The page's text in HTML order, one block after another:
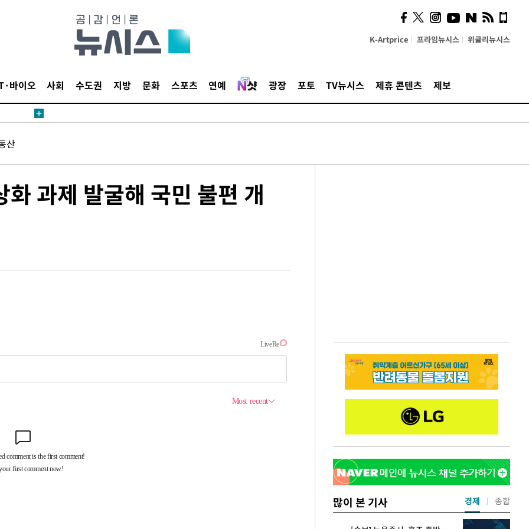
K-Artprice 프라임뉴시스 위클리뉴시스
바이오 사회 수도권 지방 문화 스포츠 연예 광장 포토 TV뉴시스 제휴 콘텐츠 제보
일 후
산
과제 발굴해 국민 불편 개
많이 본 기사 경제 종합